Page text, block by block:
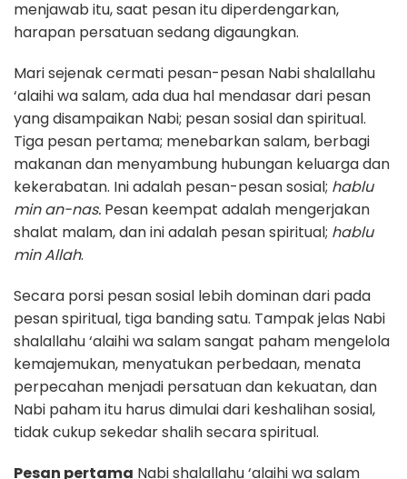
menjawab itu, saat pesan itu diperdengarkan,
harapan persatuan sedang digaungkan.
Mari sejenak cermati pesan-pesan Nabi shalallahu
‘alaihi wa salam, ada dua hal mendasar dari pesan
yang disampaikan Nabi; pesan sosial dan spiritual.
Tiga pesan pertama; menebarkan salam, berbagi
makanan dan menyambung hubungan keluarga dan
kekerabatan. Ini adalah pesan-pesan sosial; hablu
min an-nas. Pesan keempat adalah mengerjakan
shalat malam, dan ini adalah pesan spiritual; hablu
min Allah.
Secara porsi pesan sosial lebih dominan dari pada
pesan spiritual, tiga banding satu. Tampak jelas Nabi
shalallahu ‘alaihi wa salam sangat paham mengelola
kemajemukan, menyatukan perbedaan, menata
perpecahan menjadi persatuan dan kekuatan, dan
Nabi paham itu harus dimulai dari keshalihan sosial,
tidak cukup sekedar shalih secara spiritual.
Pesan pertama Nabi shalallahu ‘alaihi wa salam